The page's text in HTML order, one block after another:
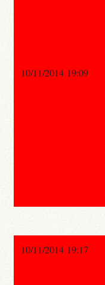
10/11/2014 19:09
10/11/2014 19:17